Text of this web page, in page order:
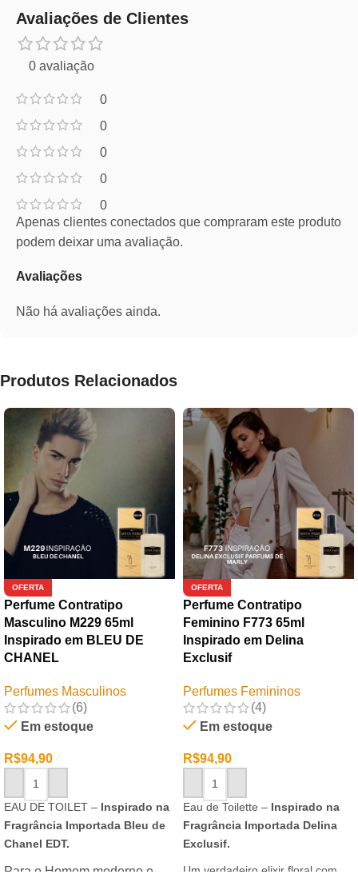
Avaliações de Clientes
0 avaliação
0
0
0
0
0
Avaliações
Não há avaliações ainda.
Apenas clientes conectados que compraram este produto
podem deixar uma avaliação.
Produtos Relacionados
OFERTA
Perfume Contratipo
Masculino M229 65ml
Inspirado em BLEU DE
CHANEL
Perfumes Masculinos
(6)
Em estoque
R$94,90
ADICIONAR AO CARRINHO
EAU DE TOILET – Inspirado na
Fragrância Importada Bleu de
Chanel EDT.
Para o Homem moderno e
OFERTA
Perfume Contratipo
Feminino F773 65ml
Inspirado em Delina
Exclusif
Perfumes Femininos
(4)
Em estoque
R$94,90
ADICIONAR AO CARRINHO
Eau de Toilette – Inspirado na
Fragrância Importada Delina
Exclusif.
Um verdadeiro elixir floral com